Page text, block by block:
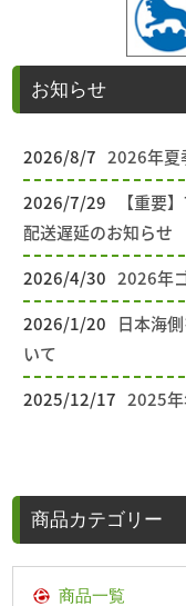
お知らせ
2026/8/7 2026年夏
2026/7/29
【重要
配送遅延のお知らせ
2026/4/30 2026年
2026/1/20
日本海
いて
2025/12/17 2025
商品カテゴリー
商品一覧